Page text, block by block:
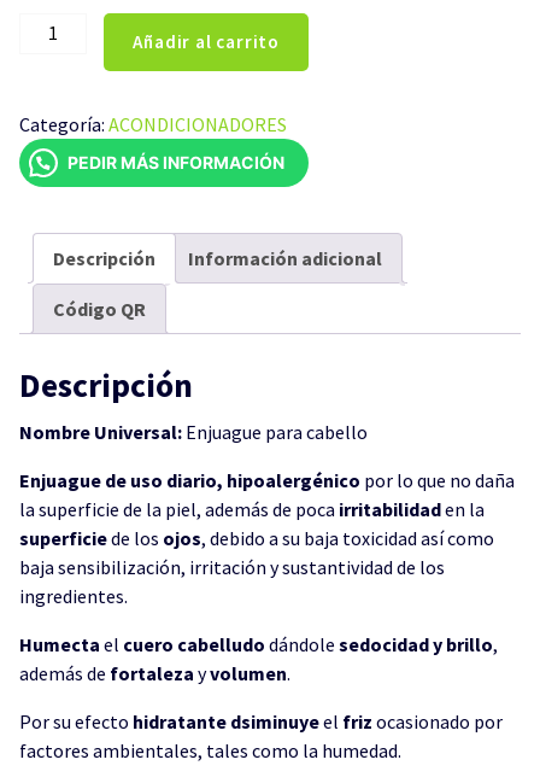
ACONDICIONADOR
cantidad
Añadir al carrito
Categoría: ACONDICIONADORES
PEDIR MÁS INFORMACIÓN
Descripción Información adicional
Código QR
Descripción
Nombre Universal: Enjuague para cabello
Enjuague de uso diario, hipoalergénico por lo que no daña
la superficie de la piel, además de poca irritabilidaden la
superficiede los ojos, debido a su baja toxicidad así como
baja sensibilización, irritación y sustantividad de los
ingredientes.
Humecta el cuero cabelludo dándole sedocidad y brillo,
además de fortaleza yvolumen.
Por su efecto hidratante dsiminuyeel friz ocasionado por
factores ambientales, tales como la humedad.